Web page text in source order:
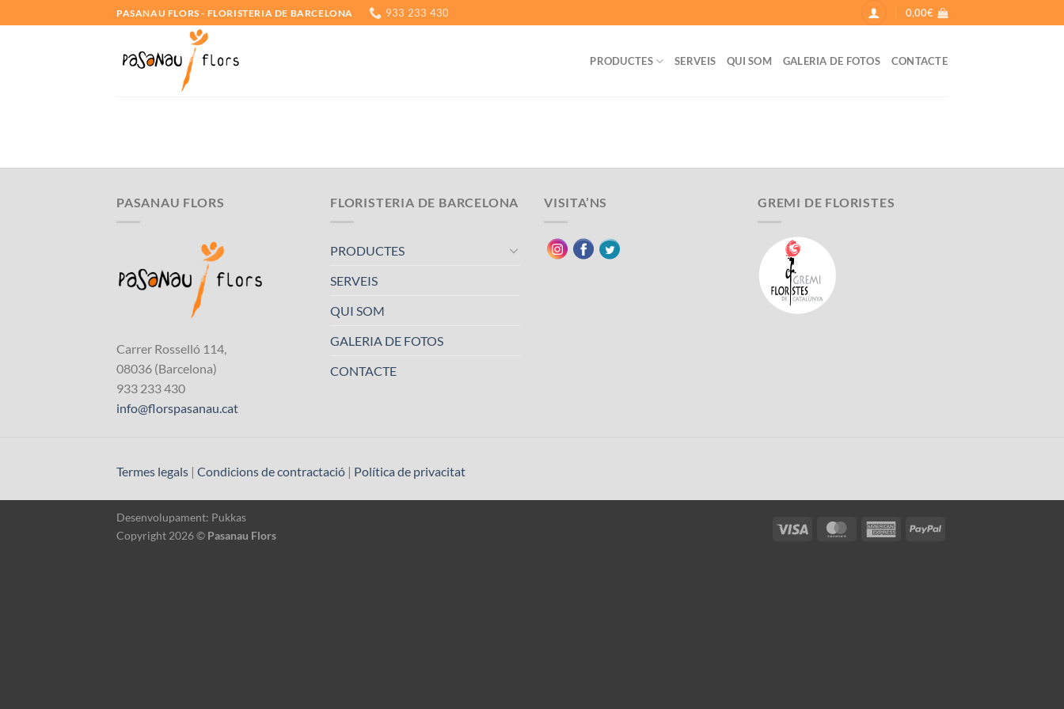
to
PASANAU FLORS - FLORISTERIA DE BARCELONA 933 233 430 0,00€
PRODUCTES SERVEIS QUI SOM GALERIA DE FOTOS CONTACTE
PASANAU FLORS
Carrer Rosselló 114,
08036 (Barcelona)
933 233 430
info@florspasanau.cat
FLORISTERIA DE BARCELONA
PRODUCTES
SERVEIS
QUI SOM
GALERIA DE FOTOS
CONTACTE
VISITA’NS GREMI DE FLORISTES
Termes legals | Condicions de contractació | Política de privacitat
Desenvolupament: Pukkas
Copyright 2026 © Pasanau Flors